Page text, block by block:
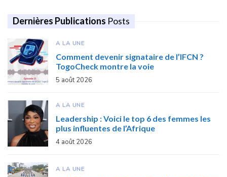
Dernières Publications Posts
A LA UNE
Comment devenir signataire de l’IFCN ?
TogoCheck montre la voie
5 août 2026
A LA UNE
Leadership : Voici le top 6 des femmes les
plus influentes de l’Afrique
4 août 2026
A LA UNE